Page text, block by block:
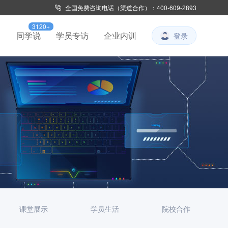
全国免费咨询电话（渠道合作）：400-609-2893
同学说
3120+
学员专访 企业内训 登录
课堂展示 学员生活 院校合作